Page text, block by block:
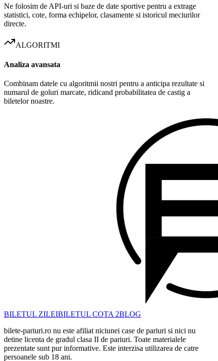
Ne folosim de API-uri si baze de date sportive pentru a extrage
statistici, cote, forma echipelor, clasamente si istoricul meciurilor
directe.
ALGORITMI
Analiza avansata
Combinam datele cu algoritmii nostri pentru a anticipa rezultate si
numarul de goluri marcate, ridicand probabilitatea de castig a
biletelor noastre.
BILETUL ZILEIBILETUL COTA 2BLOG
bilete-pariuri.ro nu este afiliat niciunei case de pariuri si nici nu
detine licenta de gradul clasa II de pariuri. Toate materialele
prezentate sunt pur informative. Este interzisa utilizarea de catre
persoanele sub 18 ani.